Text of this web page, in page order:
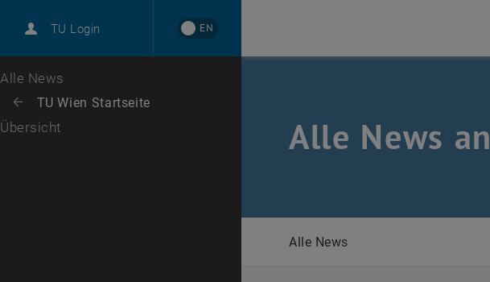
TU Login EN
Karriere
Zur 1. Menü Ebene
Alle News
Zurück: Subseiten von TU Wien Startseite auflisten
Zurück zur letzten Ebene:
TU Wien Startseite
Übersicht Alle News
Alle News